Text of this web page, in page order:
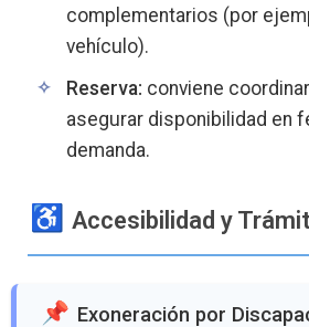
complementarios (por
vehículo).
Reserva: conviene
asegurar disponibilidad en
demanda.
Accesibilidad y
Exoneración por